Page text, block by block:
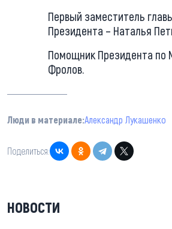
Первый заместитель
Президента – Наталья
Помощник Президента по
Фролов.
Люди в материале:Александр Лукашенко
Поделиться:
НОВОСТИ